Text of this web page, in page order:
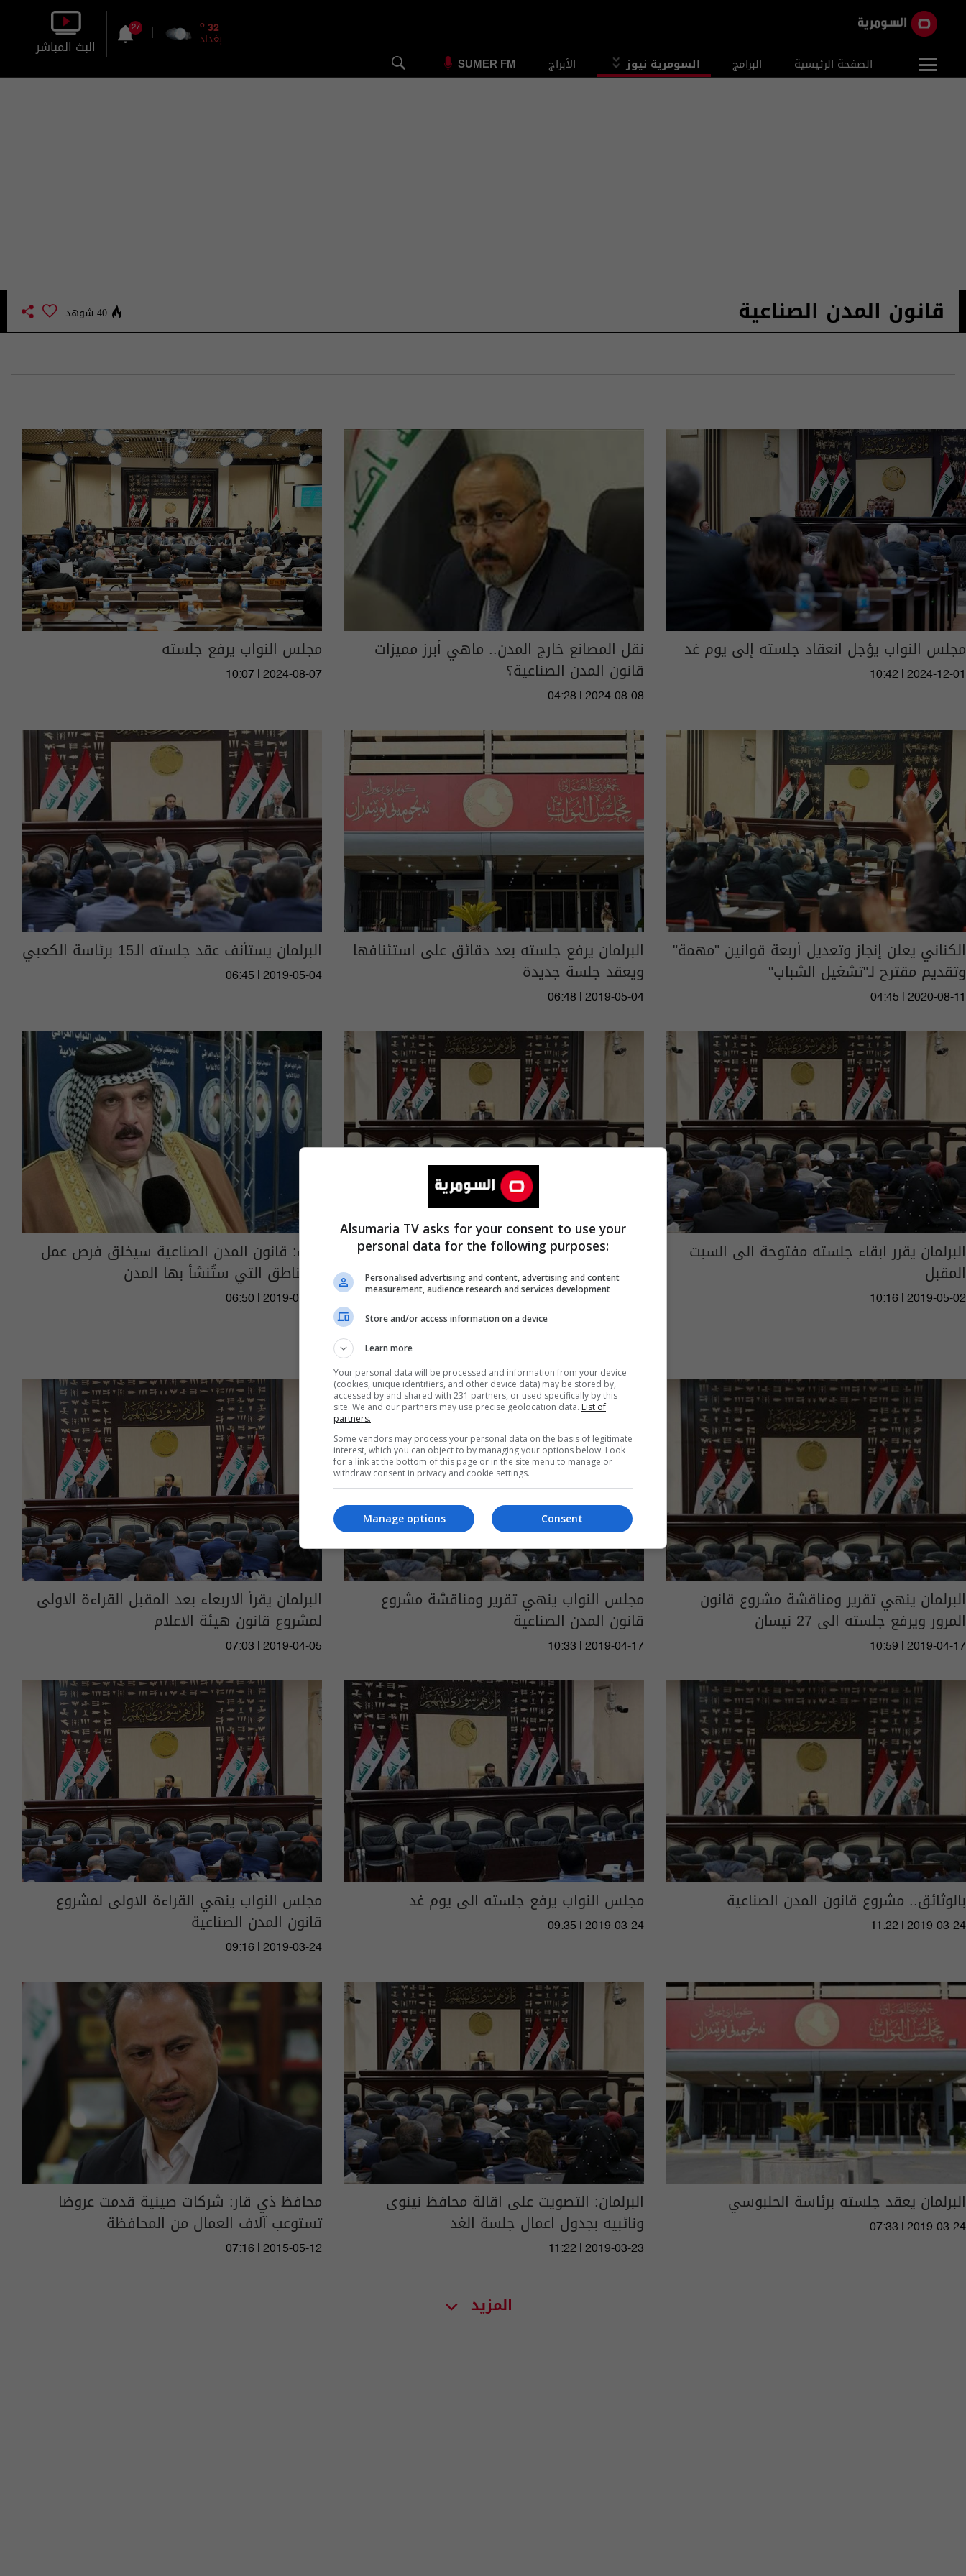
الصفحة الرئيسية البرامج السومرية نيوز الأبراج SUMER FM
32
o
بغداد
27
البث المباشر
قانون المدن الصناعية 40 شوهد
مجلس النواب يؤجل انعقاد جلسته إلى يوم غد
10:42 | 2024-12-01
نقل المصانع خارج المدن.. ماهي أبرز مميزات
قانون المدن الصناعية؟
04:28 | 2024-08-08
مجلس النواب يرفع جلسته
10:07 | 2024-08-07
الكناني يعلن إنجاز وتعديل أربعة قوانين "مهمة"
وتقديم مقترح لـ"تشغيل الشباب"
04:45 | 2020-08-11
البرلمان يرفع جلسته بعد دقائق على استئنافها
ويعقد جلسة جديدة
06:48 | 2019-05-04
البرلمان يستأنف عقد جلسته الـ15 برئاسة الكعبي
06:45 | 2019-05-04
البرلمان يقرر ابقاء جلسته مفتوحة الى السبت
المقبل
10:16 | 2019-05-02
مجلس النواب يصوت على قانون المدن الصناعية
09:55 | 2019-05-02
نائب: قانون المدن الصناعية سيخلق فرص عمل
بالمناطق التي ستُنشأ بها المدن
06:50 | 2019-04-19
البرلمان ينهي تقرير ومناقشة مشروع قانون
المرور ويرفع جلسته الى 27 نيسان
10:59 | 2019-04-17
مجلس النواب ينهي تقرير ومناقشة مشروع
قانون المدن الصناعية
10:33 | 2019-04-17
البرلمان يقرأ الاربعاء بعد المقبل القراءة الاولى
لمشروع قانون هيئة الاعلام
07:03 | 2019-04-05
بالوثائق.. مشروع قانون المدن الصناعية
11:22 | 2019-03-24
مجلس النواب يرفع جلسته الى يوم غد
09:35 | 2019-03-24
مجلس النواب ينهي القراءة الاولى لمشروع
قانون المدن الصناعية
09:16 | 2019-03-24
البرلمان يعقد جلسته برئاسة الحلبوسي
07:33 | 2019-03-24
البرلمان: التصويت على اقالة محافظ نينوى
ونائبيه بجدول اعمال جلسة الغد
11:22 | 2019-03-23
محافظ ذي قار: شركات صينية قدمت عروضا
تستوعب آلاف العمال من المحافظة
07:16 | 2015-05-12
المزيد
Alsumaria TV asks for your consent to use your
personal data for the following purposes:
Personalised advertising and content, advertising and content
measurement, audience research and services development
Store and/or access information on a device
Learn more
Your personal data will be processed and information from your device
(cookies, unique identifiers, and other device data) may be stored by,
accessed by and shared with 231 partners, or used specifically by this
site. We and our partners may use precise geolocation data. List of
partners.
Some vendors may process your personal data on the basis of legitimate
interest, which you can object to by managing your options below. Look
for a link at the bottom of this page or in the site menu to manage or
withdraw consent in privacy and cookie settings.
Consent
Manage options